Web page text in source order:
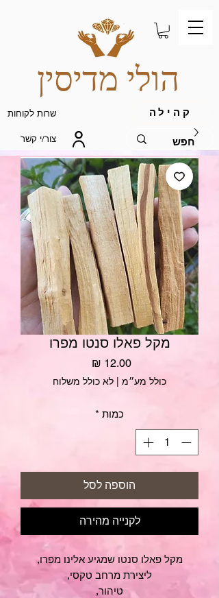
הולי מדיסין
שרות לקוחות קהילה
צור/י קשר
מקל פאלו סנטו מפרו
‏12.00 ‏₪
כולל מע״מ לא כולל משלוח
כמות *
הוספה לסל
לקנייה מהירה
מקל פאלו סנטו שמגיע אלינו מפרו,
ליצירת מרחב טקסי,
טיהור,